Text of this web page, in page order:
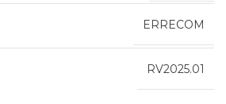
ERRECOM
RV2025.01